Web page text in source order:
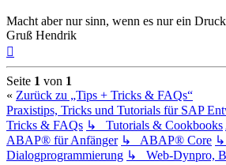
Macht aber nur sinn, wenn es nur ein
Gruß Hendrik
Seite 1 von 1
« Zurück zu „Tips + Tricks & FAQs“
Praxistips, Tricks und Tutorials für SAP
Tricks & FAQs ↳ Tutorials & Cookbooks
ABAP® für Anfänger ↳ ABAP® Core
Dialogprogrammierung ↳ Web-Dynpro,